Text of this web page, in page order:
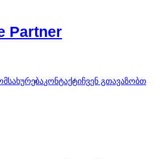
Partner
კონტაქტიჩვენ გთავაზობთ